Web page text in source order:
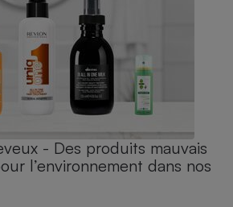
- Des produits mauvais
l’environnement dans nos